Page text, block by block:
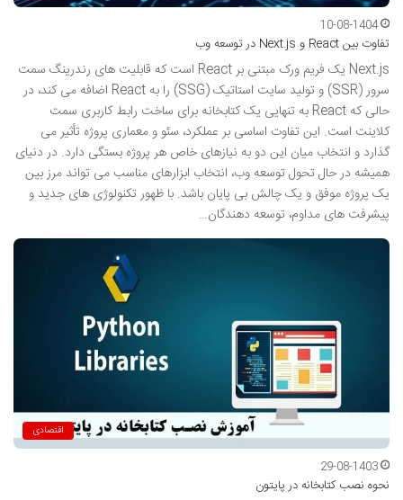
10-08-1404
تفاوت بین React و Next.js در توسعه وب
Next.js یک فریم ورک مبتنی بر React است که قابلیت های رندرینگ سمت
سرور (SSR) و تولید سایت استاتیک (SSG) را به React اضافه می کند، در
حالی که React به تنهایی یک کتابخانه برای ساخت رابط کاربری سمت
کلاینت است. این تفاوت اساسی بر عملکرد، سئو و معماری پروژه تأثیر می
گذارد و انتخاب میان این دو به نیازهای خاص هر پروژه بستگی دارد. در دنیای
همیشه در حال تحول توسعه وب، انتخاب ابزارهای مناسب می تواند مرز بین
یک پروژه موفق و یک چالش بی پایان باشد. با ظهور تکنولوژی های جدید و
پیشرفت های مداوم، توسعه دهندگان…
اقتصادی
29-08-1403
نحوه نصب کتابخانه در پایتون